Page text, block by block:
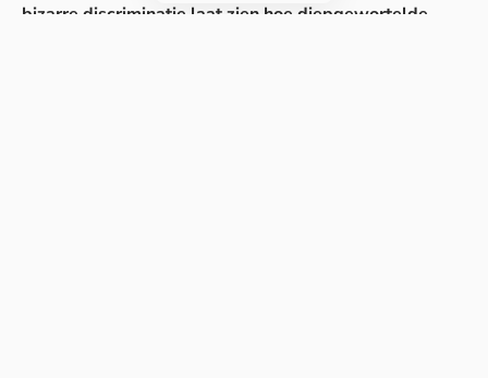
bizarre discriminatie laat zien hoe diepgewortelde